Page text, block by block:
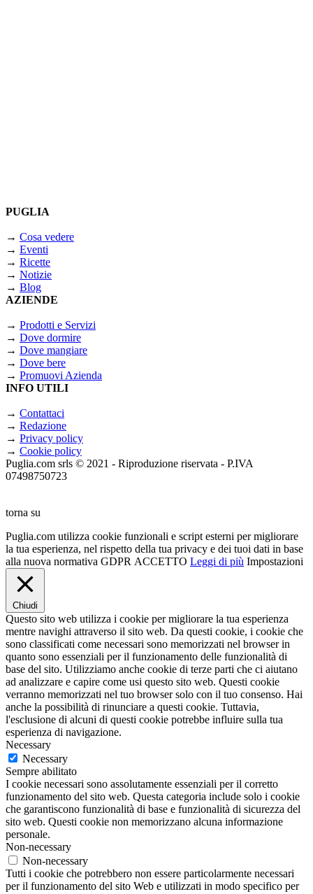
PUGLIA
→ Cosa vedere
→ Eventi
→ Ricette
→ Notizie
→ Blog
AZIENDE
→ Prodotti e Servizi
→ Dove dormire
→ Dove mangiare
→ Dove bere
→ Promuovi Azienda
INFO UTILI
→ Contattaci
→ Redazione
→ Privacy policy
→ Cookie policy
Puglia.com srls © 2021 - Riproduzione riservata - P.IVA
07498750723
torna su
Puglia.com utilizza cookie funzionali e script esterni per migliorare
la tua esperienza, nel rispetto della tua privacy e dei tuoi dati in base
alla nuova normativa GDPR ACCETTO Leggi di più Impostazioni
Chiudi
Questo sito web utilizza i cookie per migliorare la tua esperienza
mentre navighi attraverso il sito web. Da questi cookie, i cookie che
sono classificati come necessari sono memorizzati nel browser in
quanto sono essenziali per il funzionamento delle funzionalità di
base del sito. Utilizziamo anche cookie di terze parti che ci aiutano
ad analizzare e capire come usi questo sito web. Questi cookie
verranno memorizzati nel tuo browser solo con il tuo consenso. Hai
anche la possibilità di rinunciare a questi cookie. Tuttavia,
l'esclusione di alcuni di questi cookie potrebbe influire sulla tua
esperienza di navigazione.
Necessary
Necessary
Sempre abilitato
I cookie necessari sono assolutamente essenziali per il corretto
funzionamento del sito web. Questa categoria include solo i cookie
che garantiscono funzionalità di base e funzionalità di sicurezza del
sito web. Questi cookie non memorizzano alcuna informazione
personale.
Non-necessary
Non-necessary
Tutti i cookie che potrebbero non essere particolarmente necessari
per il funzionamento del sito Web e utilizzati in modo specifico per